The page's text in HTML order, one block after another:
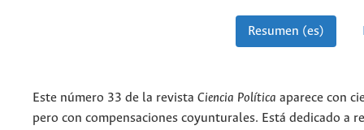
Resumen (es)
Este número 33 de la revista Ciencia Política aparece con
pero con compensaciones coyunturales. Está dedicado a